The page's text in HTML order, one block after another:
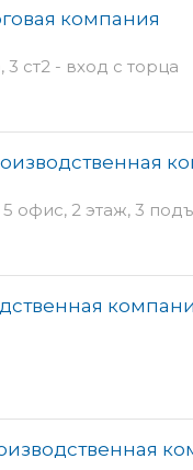
компания
ст2 - вход с торца
офис, 2 этаж, 3